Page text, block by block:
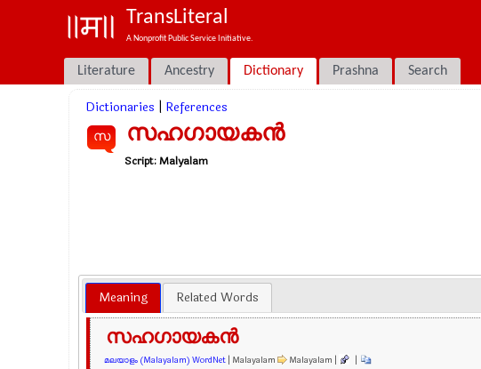
TransLiteral
A Nonprofit Public Service Initiative.
Literature Ancestry Dictionary Prashna Search
Dictionaries References
സ സഹഗായകന്‍
Script:Malyalam
Meaning Related Words
സഹഗായകന്‍
മലയാളം (Malayalam) WordNet| Malayalam Malayalam | |